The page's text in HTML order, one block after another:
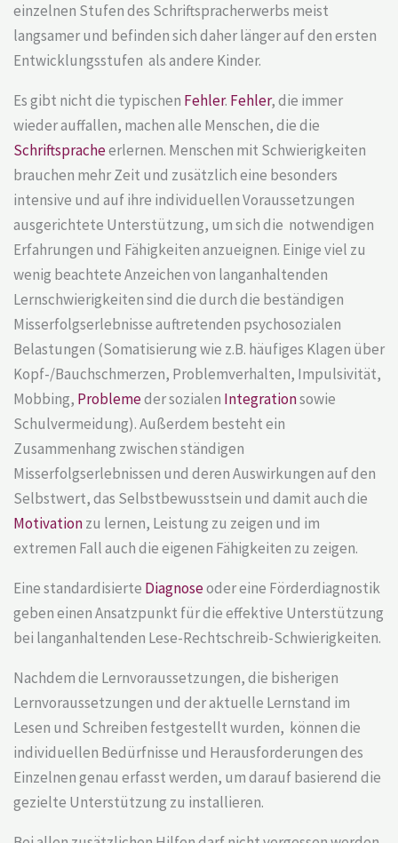
einzelnen Stufen des Schriftspracherwerbs meist
langsamer und befinden sich daher länger auf den ersten
Entwicklungsstufen als andere Kinder.
Es gibt nicht die typischen Fehler. Fehler, die immer
wieder auffallen, machen alle Menschen, die die
Schriftspracheerlernen. Menschen mit Schwierigkeiten
brauchen mehr Zeit und zusätzlich eine besonders
intensive und auf ihre individuellen Voraussetzungen
ausgerichtete Unterstützung, um sich die notwendigen
Erfahrungen und Fähigkeiten anzueignen. Einige viel zu
wenig beachtete Anzeichen von langanhaltenden
Lernschwierigkeiten sind die durch die beständigen
Misserfolgserlebnisse auftretenden psychosozialen
Belastungen (Somatisierung wie z.B. häufiges Klagen über
Kopf-/Bauchschmerzen, Problemverhalten, Impulsivität,
Mobbing, Problemeder sozialen Integrationsowie
Schulvermeidung). Außerdem besteht ein
Zusammenhang zwischen ständigen
Misserfolgserlebnissen und deren Auswirkungen auf den
Selbstwert, das Selbstbewusstsein und damit auch die
Motivationzu lernen, Leistung zu zeigen und im
extremen Fall auch die eigenen Fähigkeiten zu zeigen.
Eine standardisierte Diagnoseoder eine Förderdiagnostik
geben einen Ansatzpunkt für die effektive Unterstützung
bei langanhaltenden Lese-Rechtschreib-Schwierigkeiten.
Nachdem die Lernvoraussetzungen, die bisherigen
Lernvoraussetzungen und der aktuelle Lernstand im
Lesen und Schreiben festgestellt wurden, können die
individuellen Bedürfnisse und Herausforderungen des
Einzelnen genau erfasst werden, um darauf basierend die
gezielte Unterstützung zu installieren.